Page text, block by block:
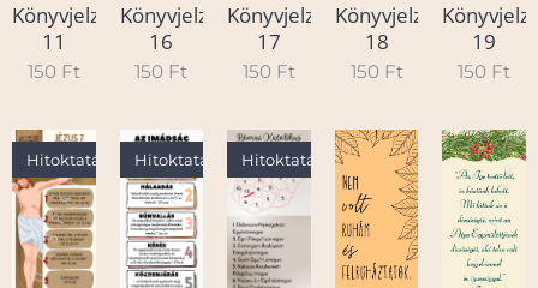
Könyvjelző
11
150 Ft
Könyvjelző
16
150 Ft
Könyvjelző
17
150 Ft
Könyvjelző
18
150 Ft
19
150 Ft
Hitoktatás Hitoktatás Hitoktatás